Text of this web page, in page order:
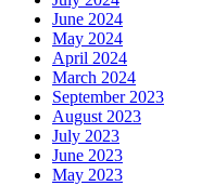
June 2024
May 2024
April 2024
March 2024
September 2023
August 2023
July 2023
June 2023
May 2023